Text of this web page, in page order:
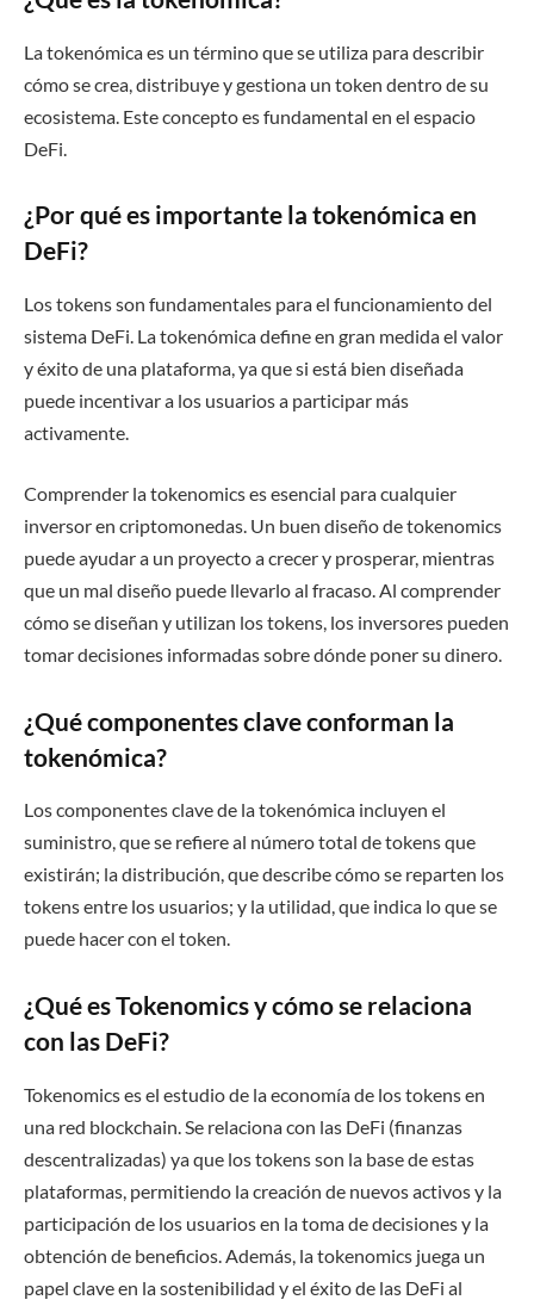
La tokenómica es un término que se utiliza para describir
cómo se crea, distribuye y gestiona un token dentro de su
ecosistema. Este concepto es fundamental en el espacio
DeFi.
¿Por qué es importante la tokenómica en
DeFi?
Los tokens son fundamentales para el funcionamiento del
sistema DeFi. La tokenómica define en gran medida el valor
y éxito de una plataforma, ya que si está bien diseñada
puede incentivar a los usuarios a participar más
activamente.
Comprender la tokenomics es esencial para cualquier
inversor en criptomonedas. Un buen diseño de tokenomics
puede ayudar a un proyecto a crecer y prosperar, mientras
que un mal diseño puede llevarlo al fracaso. Al comprender
cómo se diseñan y utilizan los tokens, los inversores pueden
tomar decisiones informadas sobre dónde poner su dinero.
¿Qué componentes clave conforman la
tokenómica?
Los componentes clave de la tokenómica incluyen el
suministro, que se refiere al número total de tokens que
existirán; la distribución, que describe cómo se reparten los
tokens entre los usuarios; y la utilidad, que indica lo que se
puede hacer con el token.
¿Qué es Tokenomics y cómo se relaciona
con las DeFi?
Tokenomics es el estudio de la economía de los tokens en
una red blockchain. Se relaciona con las DeFi (finanzas
descentralizadas) ya que los tokens son la base de estas
plataformas, permitiendo la creación de nuevos activos y la
participación de los usuarios en la toma de decisiones y la
obtención de beneficios. Además, la tokenomics juega un
papel clave en la sostenibilidad y el éxito de las DeFi al